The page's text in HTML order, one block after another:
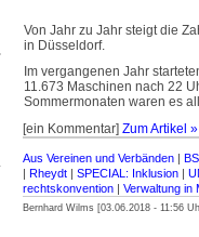
Von Jahr zu Jahr steigt die
in Düsseldorf.
Im vergangenen Jahr
11.673 Maschinen nach 22
Sommermonaten waren es
[ein Kommentar] Zum Artikel »
Aus Vereinen und Verbänden |
| Rheydt | SPECIAL: Inklusion |
rechtskonvention | Verwaltung in
Bernhard Wilms [03.06.2018 - 11:56